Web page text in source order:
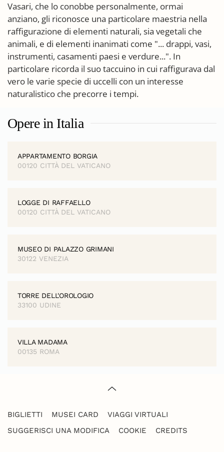
Vasari, che lo conobbe personalmente, ormai
anziano, gli riconosce una particolare maestria nella
raffigurazione di elementi naturali, sia vegetali che
animali, e di elementi inanimati come "... drappi, vasi,
instrumenti, casamenti paesi e verdure...". In
particolare ricorda il suo taccuino in cui raffigurava dal
vero le varie specie di uccelli con un interesse
naturalistico che precorre i tempi.
Opere in Italia
APPARTAMENTO BORGIA
00120 CITTÀ DEL VATICANO
LOGGE DI RAFFAELLO
00120 CITTÀ DEL VATICANO
MUSEO DI PALAZZO GRIMANI
30122 VENEZIA
TORRE DELL'OROLOGIO
33100 UDINE
VILLA MADAMA
00135 ROMA
BIGLIETTI MUSEI CARD
VIAGGI VIRTUALI
SUGGERISCI UNA MODIFICA
COOKIE CREDITS